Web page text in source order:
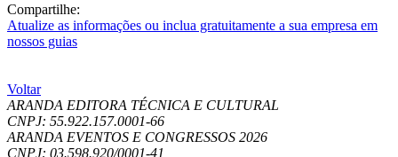
Compartilhe:
Atualize as informações ou inclua gratuitamente a sua empresa em
nossos guias
Voltar
ARANDA EDITORA TÉCNICA E CULTURAL
CNPJ: 55.922.157.0001-66
ARANDA EVENTOS E CONGRESSOS 2026
CNPJ: 03.598.920/0001-41